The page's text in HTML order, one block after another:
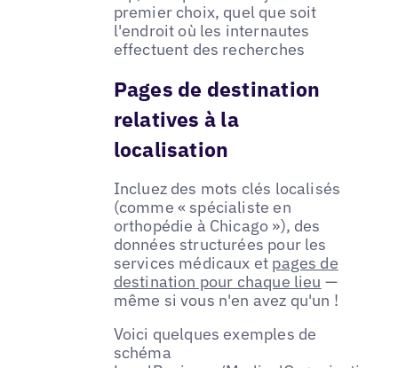
premier choix, quel que soit
l'endroit où les internautes
effectuent des recherches
Pages de destination
relatives à la
localisation
Incluez des mots clés localisés
(comme « spécialiste en
orthopédie à Chicago »), des
données structurées pour les
services médicaux et pages de
destination pour chaque lieu —
même si vous n'en avez qu'un !
Voici quelques exemples de
schéma